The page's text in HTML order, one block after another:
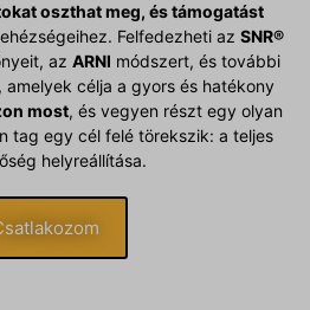
oszthat meg, és támogatást
Felfedezheti azSNR®
az ARNI módszert, és további
célja a gyors és hatékony
most, és vegyen részt egy olyan
tag egy cél felé törekszik: a teljes
helyreállítása.